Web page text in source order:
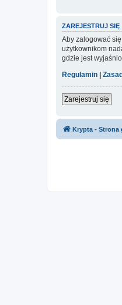
ZAREJESTRUJ SIĘ
Aby zalogować
użytkownikom
gdzie jest
Regulamin
Zarejestruj się
Krypta - Strona